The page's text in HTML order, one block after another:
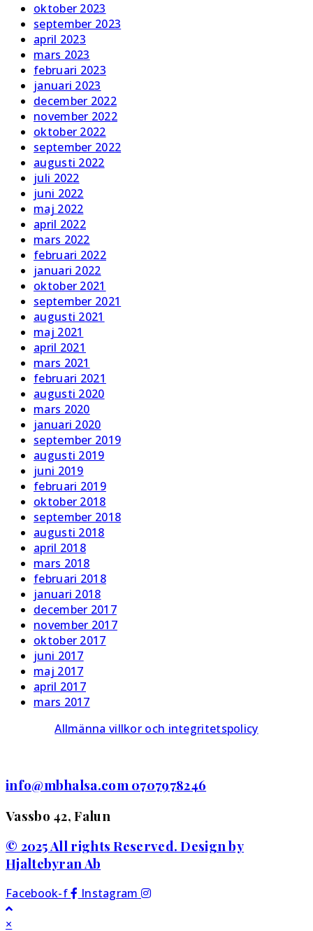
oktober 2023
september 2023
april 2023
mars 2023
februari 2023
januari 2023
december 2022
november 2022
oktober 2022
september 2022
augusti 2022
juli 2022
juni 2022
maj 2022
april 2022
mars 2022
februari 2022
januari 2022
oktober 2021
september 2021
augusti 2021
maj 2021
april 2021
mars 2021
februari 2021
augusti 2020
mars 2020
januari 2020
september 2019
augusti 2019
juni 2019
februari 2019
oktober 2018
september 2018
augusti 2018
april 2018
mars 2018
februari 2018
januari 2018
december 2017
november 2017
oktober 2017
juni 2017
maj 2017
april 2017
mars 2017
Allmänna villkor och integritetspolicy
info@mbhalsa.com 0707978246
Vassbo 42, Falun
© 2025 All rights Reserved. Design by
Hjaltebyran Ab
Facebook-f
Instagram
×